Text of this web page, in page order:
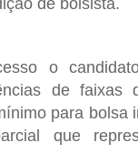
o
de
para bolsa
que